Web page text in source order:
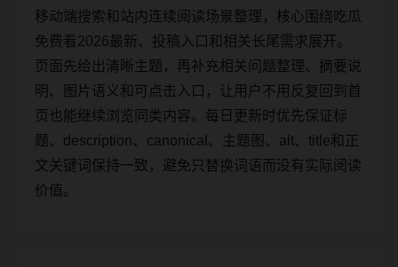
移动端搜索和站内连续阅读场景整理，核心围绕吃瓜
免费看2026最新、投稿入口和相关长尾需求展开。
页面先给出清晰主题，再补充相关问题整理、摘要说
明、图片语义和可点击入口，让用户不用反复回到首
页也能继续浏览同类内容。每日更新时优先保证标
题、description、canonical、主题图、alt、title和正
文关键词保持一致，避免只替换词语而没有实际阅读
价值。